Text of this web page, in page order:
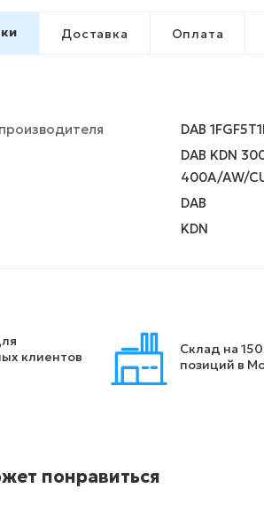
Доставка Оплата
DAB
DAB KDN
400A/AW/
DAB
KDN
клиентов
Склад на
позиций в
понравиться